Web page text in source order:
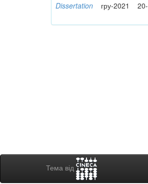
Dissertation гру-2021
Тема від